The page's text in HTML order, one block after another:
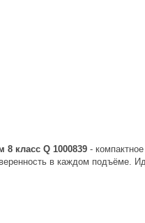
класс Q 1000839 -
в каждом подъёме.